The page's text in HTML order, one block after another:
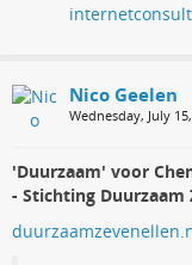
Nico Geelen
Wednesday, July
'Duurzaam' voor
- Stichting Duurzaam